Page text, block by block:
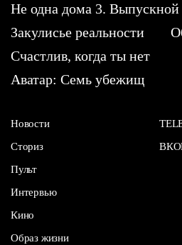
Не одна дома 3. Выпускной
Закулисье реальности
Счастлив, когда ты нет
Аватар: Семь убежищ
Новости
Сториз
Пульт
Интервью
Кино
Образ жизни